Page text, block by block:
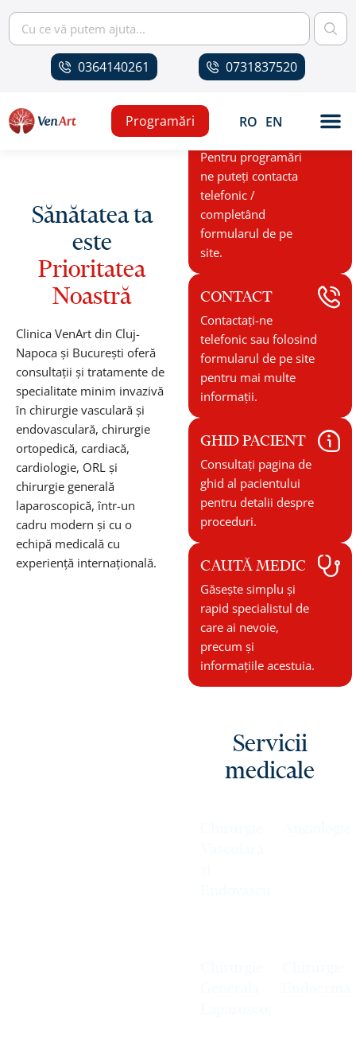
0364140261 0731837520
RO EN
Programări
Sănătatea ta
este
Prioritatea
Noastră
Clinica VenArt din Cluj-
Napoca și București oferă
consultații și tratamente de
specialitate minim invazivă
în chirurgie vasculară și
endovasculară, chirurgie
ortopedică, cardiacă,
cardiologie, ORL și
chirurgie generală
laparoscopică, într-un
cadru modern și cu o
echipă medicală cu
experiență internațională.
PROGRAMĂRI
Pentru programări
ne puteți contacta
telefonic /
completând
formularul de pe
site.
CONTACT
Contactați-ne
telefonic sau folosind
formularul de pe site
pentru mai multe
informații.
GHID PACIENT
Consultați pagina de
ghid al pacientului
pentru detalii despre
proceduri.
CAUTĂ MEDIC
Găsește simplu și
rapid specialistul de
care ai nevoie,
precum și
informațiile acestuia.
Servicii
medicale